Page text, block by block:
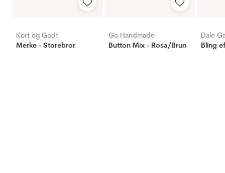
Kort og Godt
Merke - Storebror
Go Handmade
Button Mix - Rosa/Brun
Dale
Bling